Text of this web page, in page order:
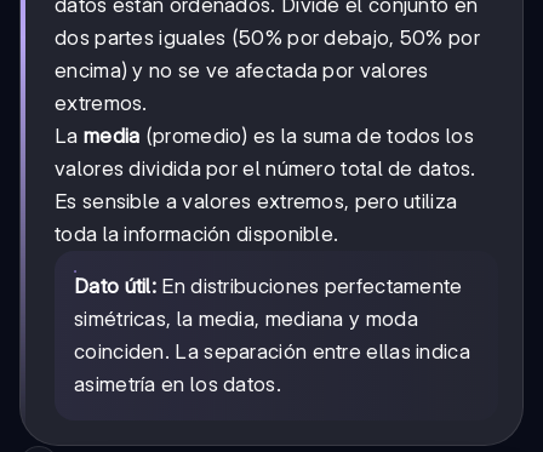
dos partes iguales (50% por debajo, 50% por
encima) y no se ve afectada por valores
extremos.
La media (promedio) es la suma de todos los
valores dividida por el número total de datos.
Es sensible a valores extremos, pero utiliza
toda la información disponible.
Dato útil: En distribuciones perfectamente
simétricas, la media, mediana y moda
coinciden. La separación entre ellas indica
asimetría en los datos.